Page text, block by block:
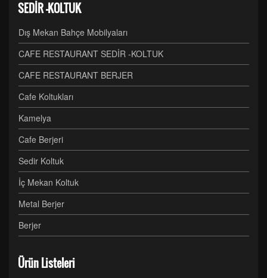
SEDİR -KOLTUK
Dış Mekan Bahçe Mobilyaları
CAFE RESTAURANT SEDİR -KOLTUK
CAFE RESTAURANT BERJER
Cafe Koltukları
Kamelya
Cafe Berjeri
Sedir Koltuk
İç Mekan Koltuk
Metal Berjer
Berjer
Ürün Listeleri